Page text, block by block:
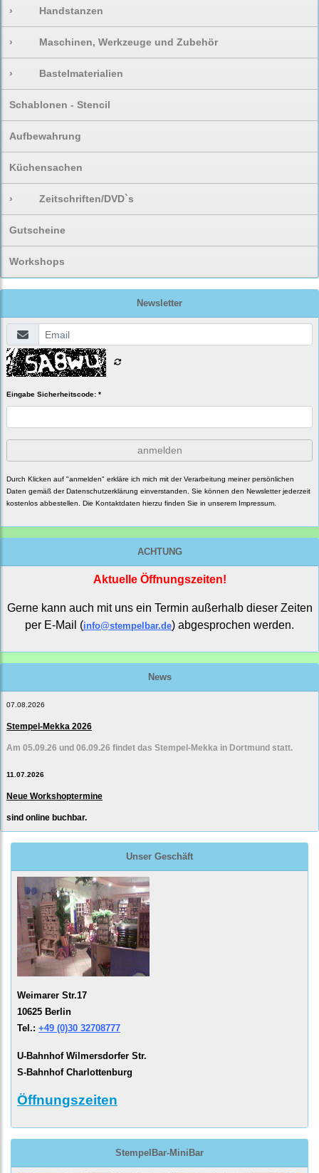
› Handstanzen
› Maschinen, Werkzeuge und Zubehör
› Bastelmaterialien
Schablonen - Stencil
Aufbewahrung
Küchensachen
› Zeitschriften/DVD`s
Gutscheine
Workshops
Newsletter
Eingabe Sicherheitscode: *
anmelden
Durch Klicken auf "anmelden" erkläre ich mich mit der Verarbeitung meiner persönlichen
Daten gemäß der Datenschutzerklärung einverstanden. Sie können den Newsletter jederzeit
kostenlos abbestellen. Die Kontaktdaten hierzu finden Sie in unserem Impressum.
ACHTUNG
Aktuelle Öffnungszeiten!
Gerne kann auch mit uns ein Termin außerhalb dieser Zeiten
per E-Mail (info@stempelbar.de) abgesprochen werden.
News
07.08.2026
Stempel-Mekka 2026
Am 05.09.26 und 06.09.26 findet das Stempel-Mekka in Dortmund statt.
11.07.2026
Neue Workshoptermine
sind online buchbar.
Unser Geschäft
Weimarer Str.17
10625 Berlin
Tel.: +49 (0)30 32708777
U-Bahnhof Wilmersdorfer Str.
S-Bahnhof Charlottenburg
Öffnungszeiten
StempelBar-MiniBar